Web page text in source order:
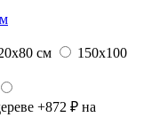
см
150х100
на